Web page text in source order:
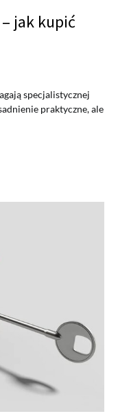
jak kupić
specjalistycznej
praktyczne, ale